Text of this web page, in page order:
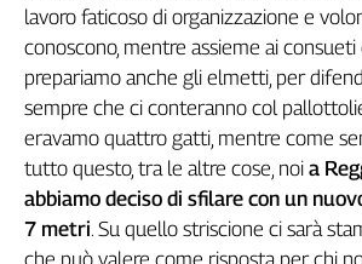
lavoro faticoso di organizzazione e
conoscono, mentre assieme ai
prepariamo anche gli elmetti, per
sempre che ci conteranno col
eravamo quattro gatti, mentre come
tutto questo, tra le altre cose, noi a
abbiamo deciso di sfilare con un
7 metri. Su quello striscione ci sarà
che può valere come risposta per chi